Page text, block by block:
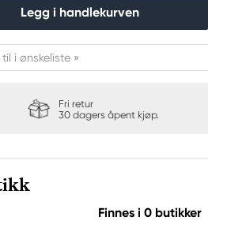
Legg i handlekurven
i ønskeliste »
Fri retur
30 dagers åpent kjøp.
Finnes i 0 butikker